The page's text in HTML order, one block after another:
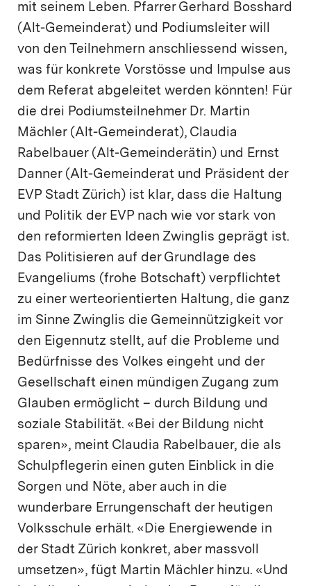
mit seinem Leben. Pfarrer Gerhard Bosshard
(Alt-Gemeinderat) und Podiumsleiter will
von den Teilnehmern anschliessend wissen,
was für konkrete Vorstösse und Impulse aus
dem Referat abgeleitet werden könnten! Für
die drei Podiumsteilnehmer Dr. Martin
Mächler (Alt-Gemeinderat), Claudia
Rabelbauer (Alt-Gemeinderätin) und Ernst
Danner (Alt-Gemeinderat und Präsident der
EVP Stadt Zürich) ist klar, dass die Haltung
und Politik der EVP nach wie vor stark von
den reformierten Ideen Zwinglis geprägt ist.
Das Politisieren auf der Grundlage des
Evangeliums (frohe Botschaft) verpflichtet
zu einer werteorientierten Haltung, die ganz
im Sinne Zwinglis die Gemeinnützigkeit vor
den Eigennutz stellt, auf die Probleme und
Bedürfnisse des Volkes eingeht und der
Gesellschaft einen mündigen Zugang zum
Glauben ermöglicht – durch Bildung und
soziale Stabilität. «Bei der Bildung nicht
sparen», meint Claudia Rabelbauer, die als
Schulpflegerin einen guten Einblick in die
Sorgen und Nöte, aber auch in die
wunderbare Errungenschaft der heutigen
Volksschule erhält. «Die Energiewende in
der Stadt Zürich konkret, aber massvoll
umsetzen», fügt Martin Mächler hinzu. «Und